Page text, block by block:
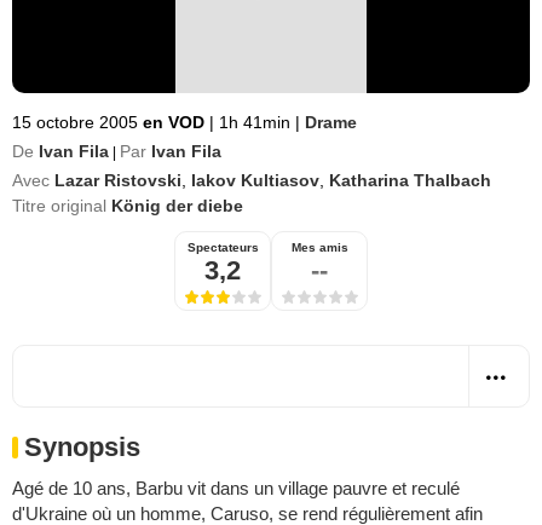
15 octobre 2005 en VOD | 1h 41min | Drame
De Ivan Fila Par Ivan Fila
Avec Lazar Ristovski Iakov Kultiasov Katharina Thalbach
Titre original König der diebe
Spectateurs
3,2
Mes amis
--
Synopsis
Agé de 10 ans, Barbu vit dans un village pauvre et reculé
d'Ukraine où un homme, Caruso, se rend régulièrement afin